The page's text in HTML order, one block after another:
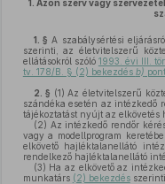
1. Azon szerv vagy
1. § A szabálysértési
szerinti, az életvitelszerű
ellátásokról szóló 1993. évi III.
tv. 178/B. § (2) bekezdés b)
2. § (1) Az életvitelszerű
szándéka esetén az intézkedő
tájékoztatást nyújt az
(2) Az intézkedő rendőr
vagy a modellprogram
elkövető hajléktalanellátó
rendelkező hajléktalanellátó
(3) Ha az elkövető az
munkatárs (2) bekezdésszerinti